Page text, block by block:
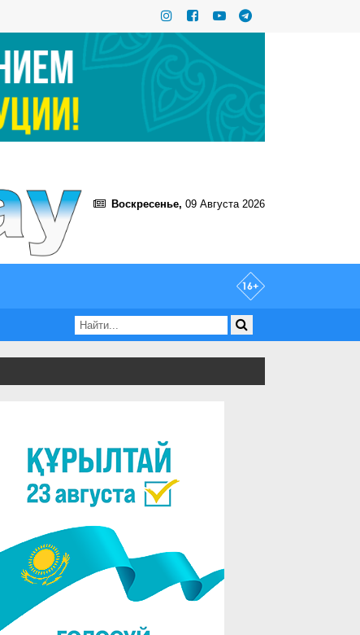
Воскресенье, 09 Августа 2026